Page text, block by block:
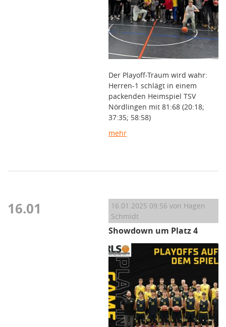
Der Playoff-Traum wird wahr:
Herren-1 schlägt in einem
packenden Heimspiel TSV
Nördlingen mit 81:68 (20:18;
37:35; 58:58)
mehr
16.01 16.01.2025 09:56 von Hagen
Schmidt
Showdown um Platz 4